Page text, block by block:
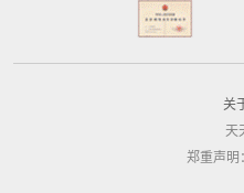
关
天
郑重声明：